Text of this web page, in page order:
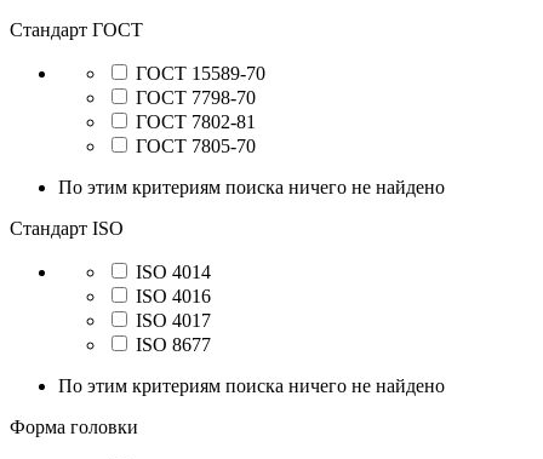
Стандарт ГОСТ
ГОСТ 15589-70
ГОСТ 7798-70
ГОСТ 7802-81
ГОСТ 7805-70
По этим критериям поиска ничего не найдено
Стандарт ISO
ISO 4014
ISO 4016
ISO 4017
ISO 8677
По этим критериям поиска ничего не найдено
Форма головки